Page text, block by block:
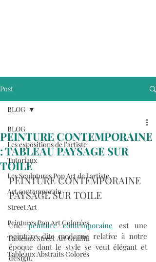
Post
BLOG
Les expositions de l'artiste
Tutoriaux
Les Sculptures Pop Art de l'artiste
Art contemporain
Street Art
Peintures Pop Art Colorées
Tableaux Street Art Graffiti
Tableaux Abstraits Colorés
BLOG
PEINTURE CONTEMPORAINE
: TABLEAU PAYSAGE SUR
TOILE
PEINTURE CONTEMPORAINE
PAYSAGE SUR TOILE
Une peinture contemporaine est une
peinture dite moderne relative à notre
époque dont le style se veut élégant et
design.